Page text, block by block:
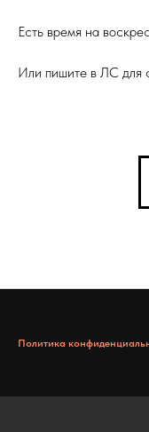
Есть время на
Или пишите в ЛС для
Политика